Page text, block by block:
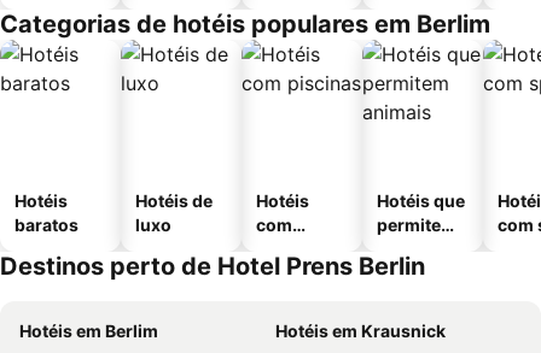
Categorias de hotéis populares em Berlim
Hotéis
baratos
Hotéis de
luxo
Hotéis
com
Hotéis que
permitem
com
Destinos perto de Hotel Prens Berlin
Hotéis em Berlim
Hotéis em Krausnick